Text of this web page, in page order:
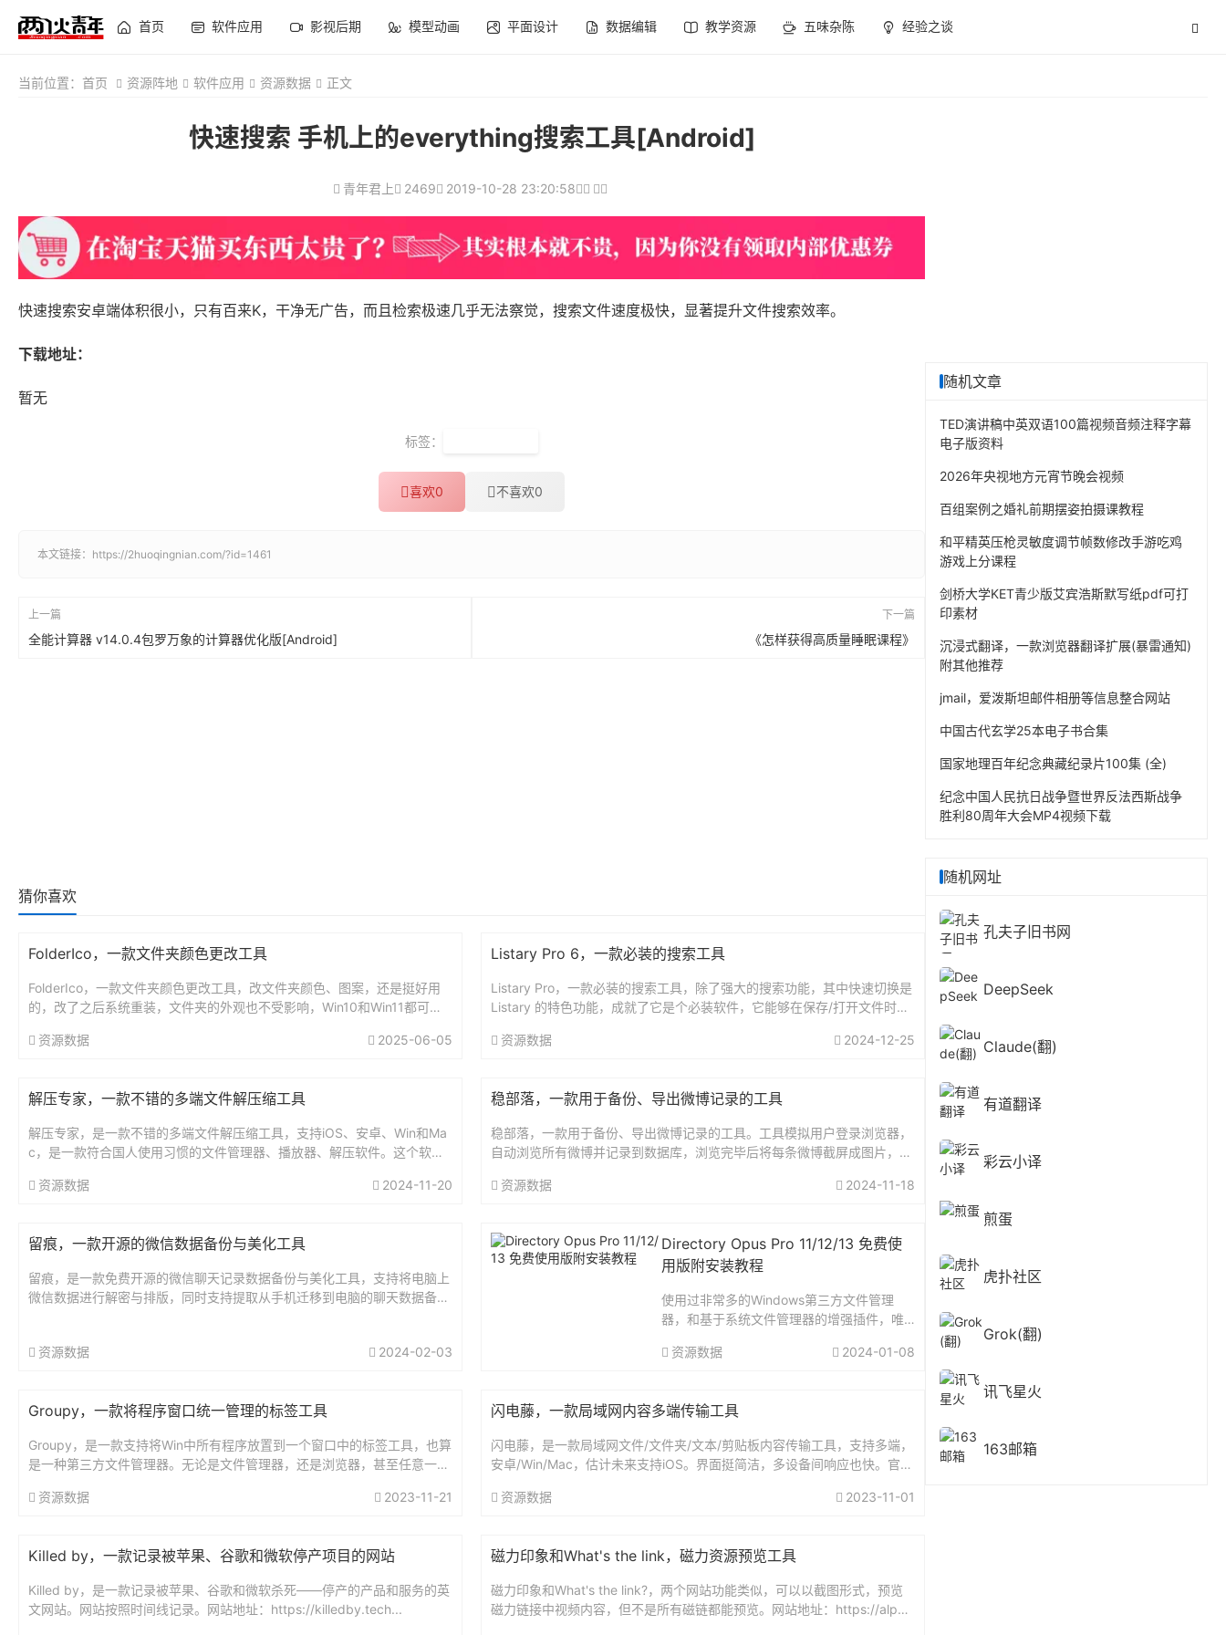
首页 软件应用 影视后期 模型动画 平面设计 数据编辑 教学资源 五味杂陈 经验之谈
当前位置： 首页 资源阵地 软件应用 资源数据 正文
快速搜索 手机上的everything搜索工具[Android]
青年君上 2469 2019-10-28 23:20:58
快速搜索安卓端体积很小，只有百来K，干净无广告，而且检索极速几乎无法察觉，搜索文件速度极快，显著提升文件搜索效率。
下载地址：
暂无
标签：
喜欢0 不喜欢0
本文链接： https://2huoqingnian.com/?id=1461
上一篇
全能计算器 v14.0.4包罗万象的计算器优化版[Android]
下一篇
《怎样获得高质量睡眠课程》
猜你喜欢
FolderIco，一款文件夹颜色更改工具
FolderIco，一款文件夹颜色更改工具，改文件夹颜色、图案，还是挺好用
的，改了之后系统重装，文件夹的外观也不受影响，Win10和Win11都可以
资源数据
2025-06-05
Listary Pro 6，一款必装的搜索工具
Listary Pro，一款必装的搜索工具，除了强大的搜索功能，其中快速切换是
Listary 的特色功能，成就了它是个必装软件，它能够在保存/打开文件时，
资源数据
2024-12-25
解压专家，一款不错的多端文件解压缩工具
解压专家，是一款不错的多端文件解压缩工具，支持iOS、安卓、Win和Ma
c，是一款符合国人使用习惯的文件管理器、播放器、解压软件。这个软件
资源数据
2024-11-20
稳部落，一款用于备份、导出微博记录的工具
稳部落，一款用于备份、导出微博记录的工具。工具模拟用户登录浏览器，
自动浏览所有微博并记录到数据库，浏览完毕后将每条微博截屏成图片，最
资源数据
2024-11-18
留痕，一款开源的微信数据备份与美化工具
留痕，是一款免费开源的微信聊天记录数据备份与美化工具，支持将电脑上
微信数据进行解密与排版，同时支持提取从手机迁移到电脑的聊天数据备
资源数据
2024-02-03
Directory Opus Pro 11/12/13 免费使
用版附安装教程
使用过非常多的Windows第三方文件管理
器，和基于系统文件管理器的增强插件，唯
一款：Directory Opus Pro。最近，从用了
资源数据 2024-01-08
Groupy，一款将程序窗口统一管理的标签工具
Groupy，是一款支持将Win中所有程序放置到一个窗口中的标签工具，也算
是一种第三方文件管理器。无论是文件管理器，还是浏览器，甚至任意一款
资源数据
2023-11-21
闪电藤，一款局域网内容多端传输工具
闪电藤，是一款局域网文件/文件夹/文本/剪贴板内容传输工具，支持多端，
安卓/Win/Mac，估计未来支持iOS。界面挺简洁，多设备间响应也快。官网
资源数据
2023-11-01
Killed by，一款记录被苹果、谷歌和微软停产项目的网站
Killed by，是一款记录被苹果、谷歌和微软杀死——停产的产品和服务的英
文网站。网站按照时间线记录。网站地址：https://killedby.tech...
​磁力印象和What's the link，磁力资源预览工具
磁力印象和What's the link?，两个网站功能类似，可以以截图形式，预览
磁力链接中视频内容，但不是所有磁链都能预览。网站地址：https://alph
随机文章
TED演讲稿中英双语100篇视频音频注释字幕
电子版资料
2026年央视地方元宵节晚会视频
百组案例之婚礼前期摆姿拍摄课教程
和平精英压枪灵敏度调节帧数修改手游吃鸡
游戏上分课程
剑桥大学KET青少版艾宾浩斯默写纸pdf可打
印素材
沉浸式翻译，一款浏览器翻译扩展(暴雷通知)
附其他推荐
jmail，爱泼斯坦邮件相册等信息整合网站
中国古代玄学25本电子书合集
国家地理百年纪念典藏纪录片100集 (全)
纪念中国人民抗日战争暨世界反法西斯战争
胜利80周年大会MP4视频下载
随机网址
孔夫子旧书网
DeepSeek
Claude(翻)
有道翻译
彩云小译
煎蛋
虎扑社区
Grok(翻)
讯飞星火
163邮箱